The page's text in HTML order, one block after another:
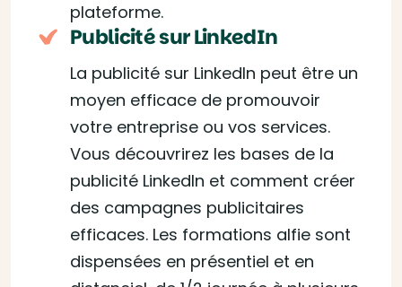
plateforme.
Publicité sur LinkedIn
La publicité sur LinkedIn peut être un
moyen efficace de promouvoir
votre entreprise ou vos services.
Vous découvrirez les bases de la
publicité LinkedIn et comment créer
des campagnes publicitaires
efficaces. Les formations alfie sont
dispensées en présentiel et en